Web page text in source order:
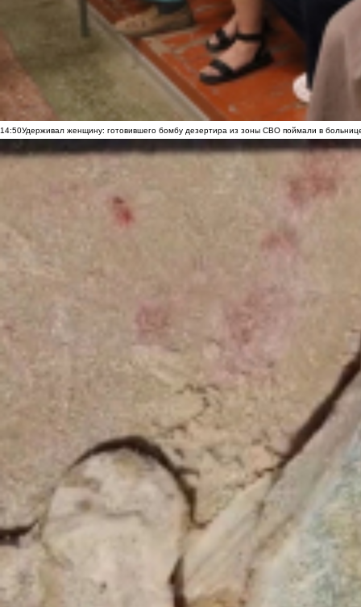
14:50Удерживал женщину: готовившего бомбу дезертира из зоны СВО поймали в